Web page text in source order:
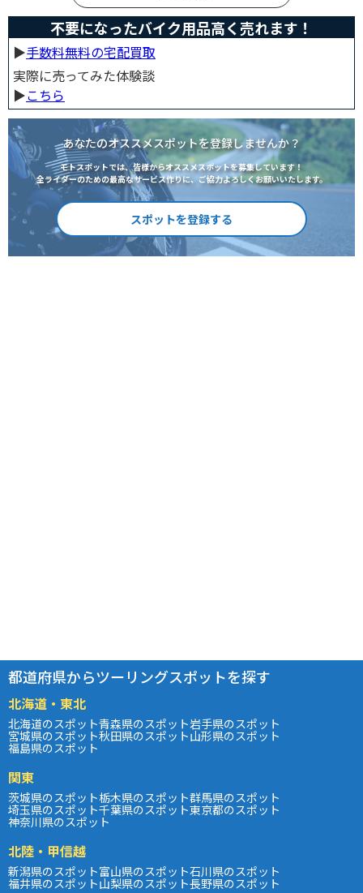
不要になったバイク用品高く売れます！
▶︎手数料無料の宅配買取
実際に売ってみた体験談
▶︎こちら
あなたのオススメスポットを登録しませんか？
モトスポットでは、皆様からオススメスポットを募集しています！
全ライダーのための最高なサービス作りに、ご協力よろしくお願いいたします。
スポットを登録する
都道府県からツーリングスポットを探す
北海道・東北
北海道のスポット青森県のスポット岩手県のスポット
宮城県のスポット秋田県のスポット山形県のスポット
福島県のスポット
関東
茨城県のスポット栃木県のスポット群馬県のスポット
埼玉県のスポット千葉県のスポット東京都のスポット
神奈川県のスポット
北陸・甲信越
新潟県のスポット富山県のスポット石川県のスポット
福井県のスポット山梨県のスポット長野県のスポット